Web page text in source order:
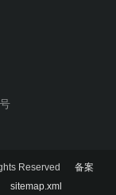
Reserved 备案
sitemap.xml